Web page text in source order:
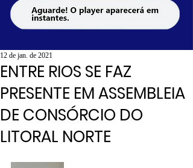
ENTRE RIOS SE FAZ
PRESENTE EM ASSEMBLEIA
DE CONSÓRCIO DO
LITORAL NORTE
12 de jan. de 2021